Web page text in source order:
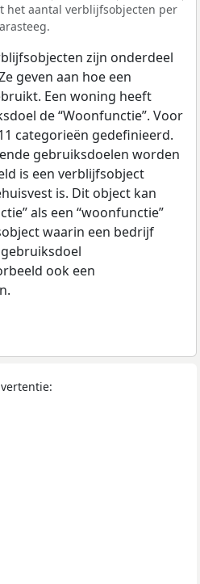
het aantal verblijfsobjecten per
zijn onderdeel
geven aan hoe een
Een woning heeft
de “Woonfunctie”. Voor
categorieën gedefinieerd.
gebruiksdoelen worden
is een verblijfsobject
is. Dit object kan
als een “woonfunctie”
waarin een bedrijf
ook een